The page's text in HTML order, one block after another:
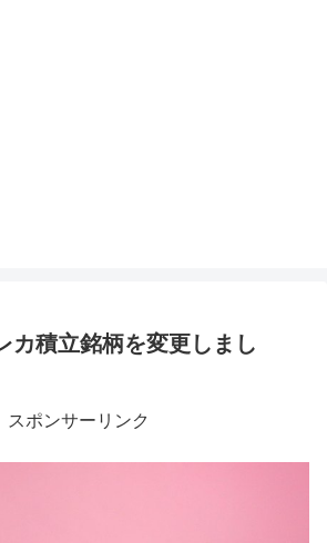
カ積立銘柄を変更しまし
スポンサーリンク